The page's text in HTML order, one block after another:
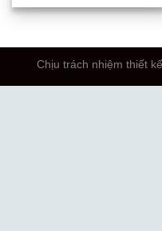
Chịu trách nhiệm thiết